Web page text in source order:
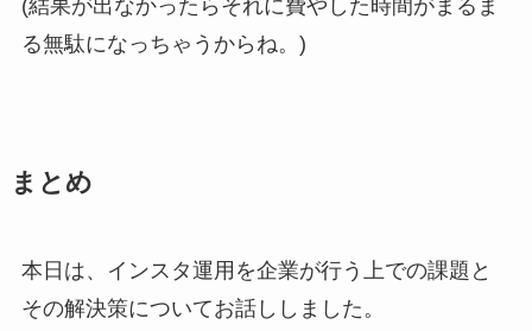
(結果が出なかったらそれに費やした時間がまるま
る無駄になっちゃうからね。)
まとめ
本日は、インスタ運用を企業が行う上での課題と
その解決策についてお話ししました。